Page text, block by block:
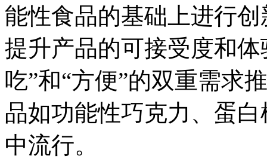
能性食品的基础上进行
提升产品的可接受度和
吃”和“方便”的双重需求
品如功能性巧克力、蛋
中流行。